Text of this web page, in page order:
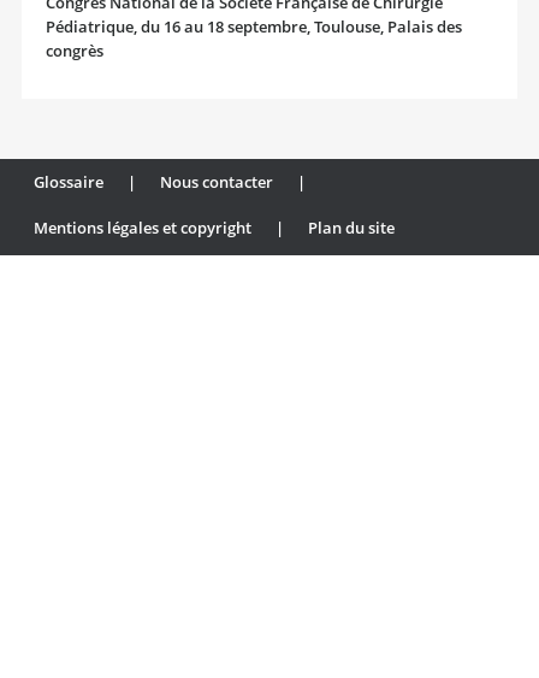
Pédiatrique, du 16 au 18 septembre, Toulouse, Palais des
congrès
Glossaire | Nous contacter |
Mentions légales et copyright | Plan du site